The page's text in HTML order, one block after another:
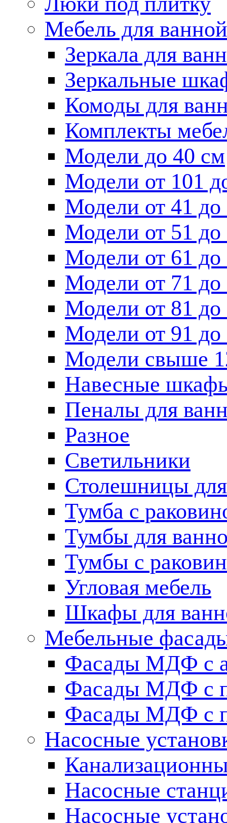
Мебель для
Зеркала для
Зеркальные
Комоды для
Комплекты
Модели до 40 см
Модели от 101
Модели от 41 до
Модели от 51 до
Модели от 61 до
Модели от 71 до
Модели от 81 до
Модели от 91 до
Модели свыше
Навесные
Пеналы для
Разное
Светильники
Столешницы
Тумба с
Тумбы для
Тумбы с
Угловая мебель
Шкафы для
Мебельные
Фасады МДФ c
Фасады МДФ с
Фасады МДФ с
Насосные
Насосные
Насосные